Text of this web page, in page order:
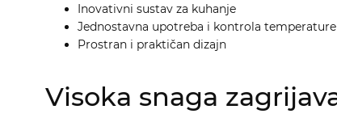
Inovativni sustav za kuhanje
Jednostavna upotreba i kontrola temperature
Prostran i praktičan dizajn
Visoka snaga